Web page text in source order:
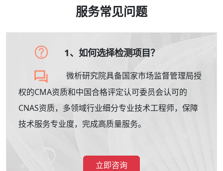
服务常见问题
1、如何选择检测项目？
微析研究院具备国家市场监督管理局授
权的CMA资质和中国合格评定认可委员会认可的
CNAS资质，多领域行业细分专业技术工程师，保障
技术服务专业度，完成高质量服务。
立即咨询